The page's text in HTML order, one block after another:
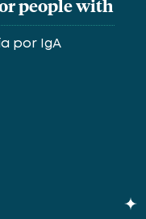
people with
por IgA